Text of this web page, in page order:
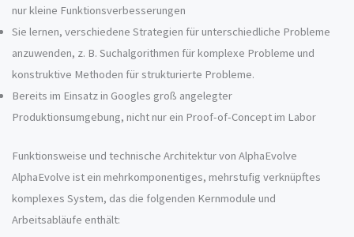
nur kleine Funktionsverbesserungen
Sie lernen, verschiedene Strategien für unterschiedliche Probleme
anzuwenden, z. B. Suchalgorithmen für komplexe Probleme und
konstruktive Methoden für strukturierte Probleme.
Bereits im Einsatz in Googles groß angelegter
Produktionsumgebung, nicht nur ein Proof-of-Concept im Labor
Funktionsweise und technische Architektur von AlphaEvolve
AlphaEvolve ist ein mehrkomponentiges, mehrstufig verknüpftes
komplexes System, das die folgenden Kernmodule und
Arbeitsabläufe enthält: